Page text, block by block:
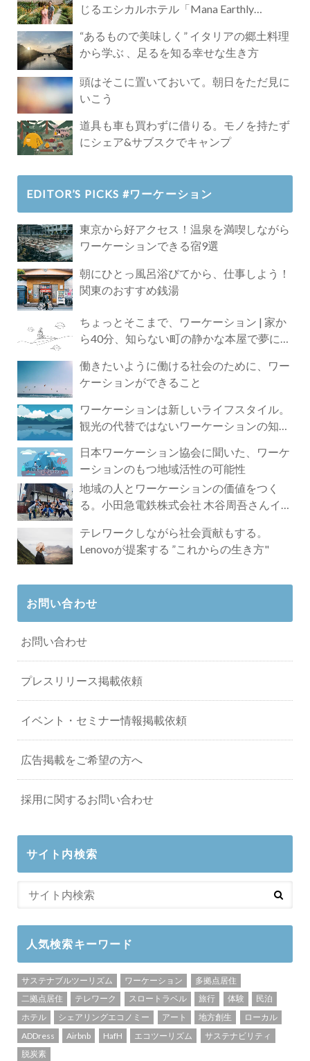
じるエシカルホテル「Mana Earthly
“あるもので美味しく” イタリアの郷土料理
から学ぶ 、足るを知る幸せな生き方
頭はそこに置いておいて。朝日をただ見に
いこう
道具も車も買わずに借りる。モノを持たず
にシェア&サブスクでキャンプ
EDITOR’S PICKS #ワーケーション
東京から好アクセス！温泉を満喫しながら
ワーケーションできる宿9選
朝にひとっ風呂浴びてから、仕事しよう！
関東のおすすめ銭湯
ちょっとそこまで、ワーケーション | 家か
ら40分、知らない町の静かな本屋で夢に近
働きたいように働ける社会のために、ワー
ケーションができること
ワーケーションは新しいライフスタイル。
観光の代替ではないワーケーションの知ら
日本ワーケーション協会に聞いた、ワーケ
ーションのもつ地域活性の可能性
地域の人とワーケーションの価値をつく
る。小田急電鉄株式会社 木谷周吾さんイン
テレワークしながら社会貢献もする。
Lenovoが提案する ”これからの生き方"
お問い合わせ
お問い合わせ
プレスリリース掲載依頼
イベント・セミナー情報掲載依頼
広告掲載をご希望の方へ
採用に関するお問い合わせ
サイト内検索
人気検索キーワード
サステナブルツーリズム ワーケーション
多拠点居住
二拠点居住
テレワーク スロートラベル 旅行 体験
民泊
ホテル
シェアリングエコノミー アート 地方創生
ローカル
ADDress
Airbnb HafH エコツーリズム
サステナビリティ
脱炭素